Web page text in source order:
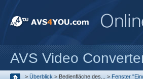
AVS Video
> Überblick > Bedienfläche des... > Fenster